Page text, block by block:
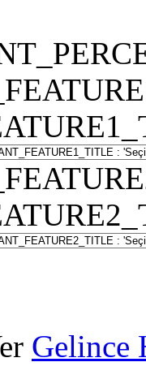
Gelince